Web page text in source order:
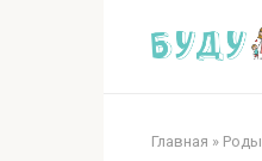
Главная » Роды